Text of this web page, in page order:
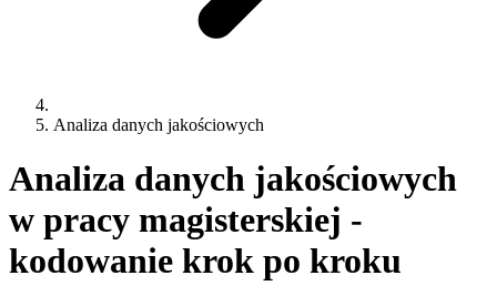
Analiza danych jakościowych
Analiza danych jakościowych
w pracy magisterskiej -
kodowanie krok po kroku